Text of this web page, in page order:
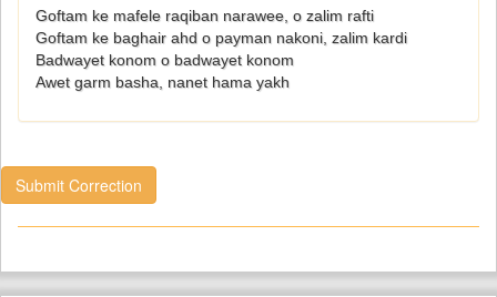
Goftam ke mafele raqiban narawee, o zalim rafti
Goftam ke baghair ahd o payman nakoni, zalim kardi
Badwayet konom o badwayet konom
Awet garm basha, nanet hama yakh
Submit Correction